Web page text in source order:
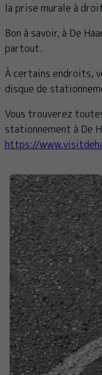
la prise murale à
Bon à savoir, à De
partout.
À certains endroits,
disque de
Vous trouverez
stationnement à De
https://